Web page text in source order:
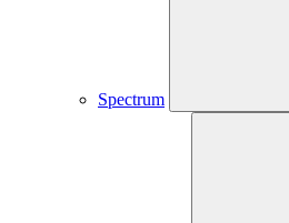
Spectrum